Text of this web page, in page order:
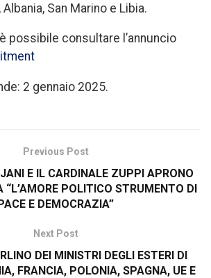
San Marino e Libia.
possibile consultare l’annuncio
2 gennaio 2025.
Previous Post
E IL CARDINALE ZUPPI APRONO
“L’AMORE POLITICO STRUMENTO DI
E DEMOCRAZIA”
Next Post
DEI MINISTRI DEGLI ESTERI DI
FRANCIA, POLONIA, SPAGNA, UE E